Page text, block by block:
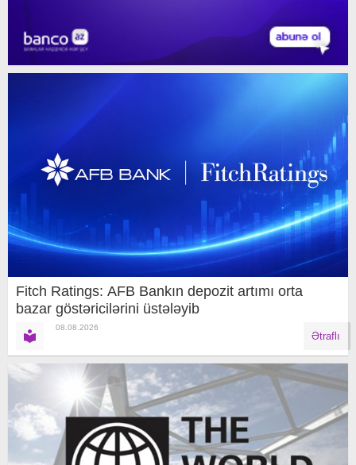
Fitch Ratings: AFB Bankın depozit artımı orta
bazar göstəricilərini üstələyib
08.08.2026
Ətraflı